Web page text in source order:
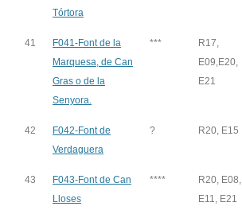
Tórtora
41
F041-Font de la
Marquesa, de Can
Gras o de la
Senyora.
***
R17,
E09,E20,
E21
42
F042-Font de
Verdaguera
? R20, E15
43
F043-Font de Can
Lloses
****
R20, E08,
E11, E21